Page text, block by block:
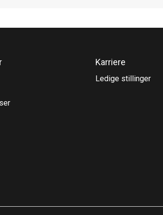
Karriere
Ledige stillinger